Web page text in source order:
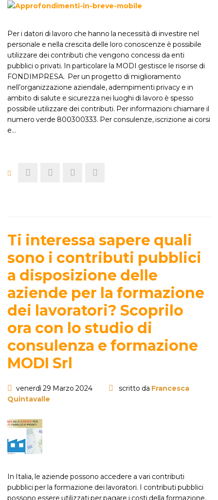
Per i datori di lavoro che hanno la necessità di investire nel
personale e nella crescita delle loro conoscenze è possibile
utilizzare dei contributi che vengono concessi da enti
pubblici o privati. In particolare la MODI gestisce le risorse di
FONDIMPRESA. Per un progetto di miglioramento
nell’organizzazione aziendale, adempimenti privacy e in
ambito di salute e sicurezza nei luoghi di lavoro è spesso
possibile utilizzare dei contributi. Per informazioni chiamare il
numero verde 800300333. Per consulenze, iscrizione ai corsi
e…
Ti interessa sapere quali
sono i contributi pubblici
a disposizione delle
aziende per la formazione
dei lavoratori? Scoprilo
ora con lo studio di
consulenza e formazione
MODI Srl
venerdì 29 Marzo 2024 scritto da Francesca
Quintavalle
In Italia, le aziende possono accedere a vari contributi
pubblici per la formazione dei lavoratori. I contributi pubblici
possono essere utilizzati per pagare i costi della formazione,